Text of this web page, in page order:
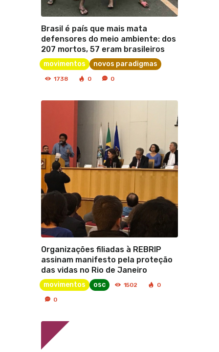
Brasil é país que mais mata
defensores do meio ambiente: dos
207 mortos, 57 eram brasileiros
movimentos novos paradigmas
1738 0 0
Organizações filiadas à REBRIP
assinam manifesto pela proteção
das vidas no Rio de Janeiro
movimentos osc 1502 0
0